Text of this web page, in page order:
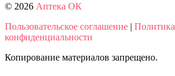
© 2026 Аптека ОК
Пользовательское соглашение | Политика
конфиденциальности
Копирование материалов запрещено.